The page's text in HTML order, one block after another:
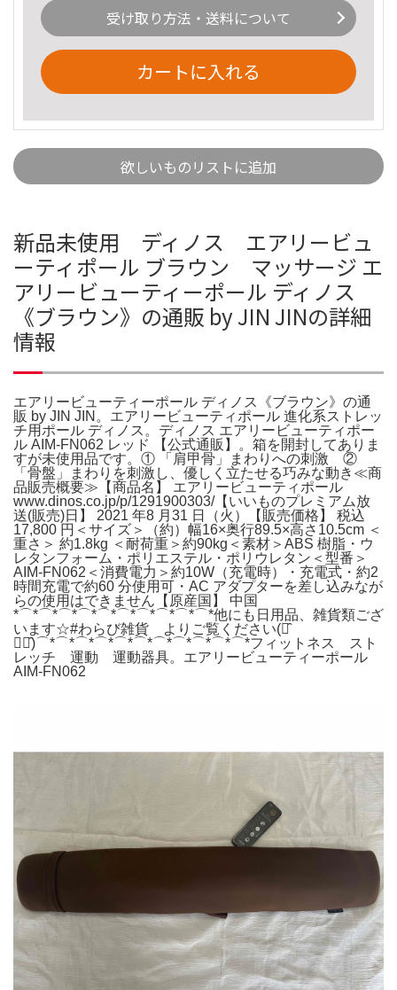
受け取り方法・送料について
カートに入れる
欲しいものリストに追加
新品未使用 ディノス エアリービュ
ーティポール ブラウン マッサージ エ
アリービューティーポール ディノス
《ブラウン》の通販 by JIN JINの詳細
情報
エアリービューティーポール ディノス《ブラウン》の通
販 by JIN JIN。エアリービューティポール 進化系ストレッ
チ用ポール ディノス。ディノス エアリービューティポー
ル AIM-FN062 レッド 【公式通販】。箱を開封してありま
すが未使用品です。① 「肩甲骨」まわりへの刺激 ②
「骨盤」まわりを刺激し、優しく立たせる巧みな動き≪商
品販売概要≫【商品名】 エアリービューティポール
www.dinos.co.jp/p/1291900303/【いいものプレミアム放
送(販売)日】 2021 年8 月31 日（火）【販売価格】 税込
17,800 円＜サイズ＞（約）幅16×奥行89.5×高さ10.5cm ＜
重さ＞ 約1.8kg ＜耐荷重＞約90kg＜素材＞ABS 樹脂・ウ
レタンフォーム・ポリエステル・ポリウレタン＜型番＞
AIM-FN062＜消費電力＞約10W（充電時）・充電式・約2
時間充電で約60 分使用可・AC アダプターを差し込みなが
らの使用はできません【原産国】 中国
*⌒*⌒*⌒*⌒*⌒*⌒*⌒*⌒*⌒*⌒*他にも日用品、雑貨類ござ
います☆#わらび雑貨 よりご覧ください(・̑
◡・̑)⌒*⌒*⌒*⌒*⌒*⌒*⌒*⌒*⌒*⌒*⌒*フィットネス スト
レッチ 運動 運動器具。エアリービューティーポール
AIM-FN062